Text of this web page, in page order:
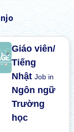
Giáo viên/
Tiếng
NhậtJob in
Ngôn ngữ
Trường
học